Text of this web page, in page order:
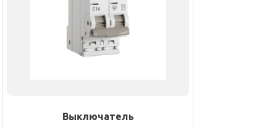
Выключатель